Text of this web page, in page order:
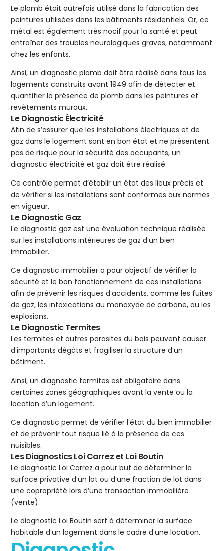
Le plomb était autrefois utilisé dans la fabrication des
peintures utilisées dans les bâtiments résidentiels. Or, ce
métal est également très nocif pour la santé et peut
entraîner des troubles neurologiques graves, notamment
chez les enfants.
Ainsi, un diagnostic plomb doit être réalisé dans tous les
logements construits avant 1949 afin de détecter et
quantifier la présence de plomb dans les peintures et
revêtements muraux.
Le Diagnostic Électricité
Afin de s’assurer que les installations électriques et de
gaz dans le logement sont en bon état et ne présentent
pas de risque pour la sécurité des occupants, un
diagnostic électricité et gaz doit être réalisé.
Ce contrôle permet d’établir un état des lieux précis et
de vérifier si les installations sont conformes aux normes
en vigueur.
Le Diagnostic Gaz
Le diagnostic gaz est une évaluation technique réalisée
sur les installations intérieures de gaz d’un bien
immobilier.
Ce diagnostic immobilier a pour objectif de vérifier la
sécurité et le bon fonctionnement de ces installations
afin de prévenir les risques d’accidents, comme les fuites
de gaz, les intoxications au monoxyde de carbone, ou les
explosions.
Le Diagnostic Termites
Les termites et autres parasites du bois peuvent causer
d’importants dégâts et fragiliser la structure d’un
bâtiment.
Ainsi, un diagnostic termites est obligatoire dans
certaines zones géographiques avant la vente ou la
location d’un logement.
Ce diagnostic permet de vérifier l’état du bien immobilier
et de prévenir tout risque lié à la présence de ces
nuisibles.
Les Diagnostics Loi Carrez et Loi Boutin
Le diagnostic Loi Carrez a pour but de déterminer la
surface privative d’un lot ou d’une fraction de lot dans
une copropriété lors d’une transaction immobilière
(vente).
Le diagnostic Loi Boutin sert à déterminer la surface
habitable d’un logement dans le cadre d’une location.